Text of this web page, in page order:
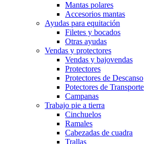
Mantas polares
Accesorios mantas
Ayudas para equitación
Filetes y bocados
Otras ayudas
Vendas y protectores
Vendas y bajovendas
Protectores
Protectores de Descanso
Potectores de Transporte
Campanas
Trabajo pie a tierra
Cinchuelos
Ramales
Cabezadas de cuadra
Trallas